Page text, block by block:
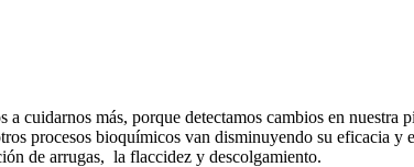
a cuidarnos más, porque detectamos cambios en
procesos bioquímicos van disminuyendo su eficacia
de arrugas, la flaccidez y descolgamiento.